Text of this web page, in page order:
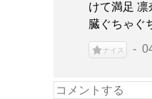
けて満足
臓ぐちゃぐ
ナイス